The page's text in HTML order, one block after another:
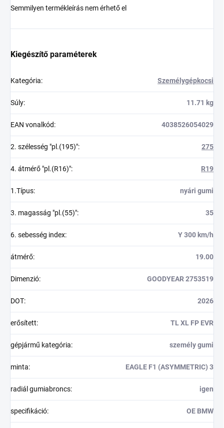
Semmilyen termékleírás nem érhető el
Kiegészítő paraméterek
Kategória: Személygépkocsi
Súly: 11.71 kg
EAN vonalkód: 4038526054029
2. szélesség "pl.(195)": 275
4. átmérő "pl.(R16)": R19
1.Típus: nyári gumi
3. magasság "pl.(55)": 35
6. sebesség index: Y 300 km/h
átmérő: 19.00
Dimenzió: GOODYEAR 2753519
DOT: 2026
erősített: TL XL FP EVR
gépjármű kategória: személy gumi
minta: EAGLE F1 (ASYMMETRIC) 3
radiál gumiabroncs: igen
specifikáció: OE BMW